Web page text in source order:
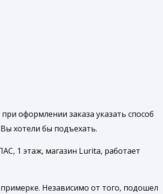
оформлении заказа указать способ
хотели бы подъехать.
1 этаж, магазин Lurita, работает
Независимо от того, подошел